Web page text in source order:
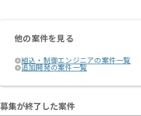
他の案件を見る
組込・制御エンジニアの案件一覧
追加開発の案件一覧
募集が終了した案件